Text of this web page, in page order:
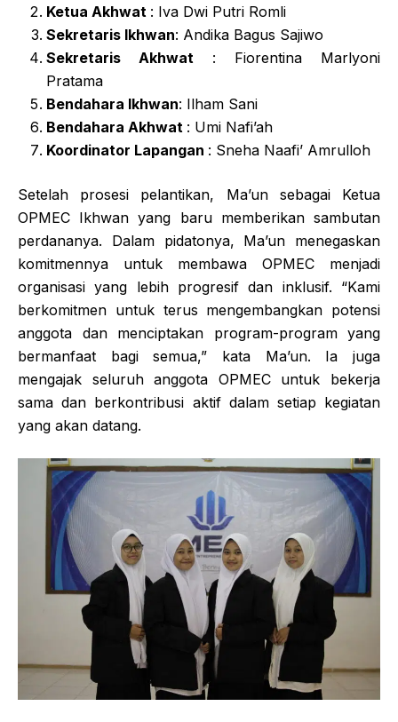
Ketua Akhwat : Iva Dwi Putri Romli
Sekretaris Ikhwan: Andika Bagus Sajiwo
Sekretaris Akhwat : Fiorentina Marlyoni
Pratama
Bendahara Ikhwan: Ilham Sani
Bendahara Akhwat : Umi Nafi’ah
Koordinator Lapangan : Sneha Naafi’ Amrulloh
Setelah prosesi pelantikan, Ma’un sebagai Ketua
OPMEC Ikhwan yang baru memberikan sambutan
perdananya. Dalam pidatonya, Ma’un menegaskan
komitmennya untuk membawa OPMEC menjadi
organisasi yang lebih progresif dan inklusif. “Kami
berkomitmen untuk terus mengembangkan potensi
anggota dan menciptakan program-program yang
bermanfaat bagi semua,” kata Ma’un. Ia juga
mengajak seluruh anggota OPMEC untuk bekerja
sama dan berkontribusi aktif dalam setiap kegiatan
yang akan datang.